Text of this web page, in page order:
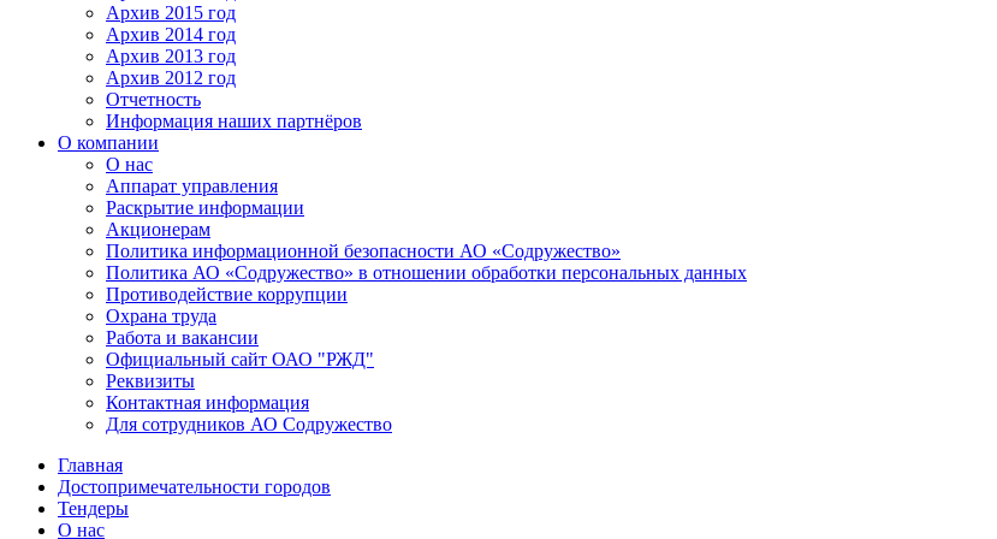
Архив 2015 год
Архив 2014 год
Архив 2013 год
Архив 2012 год
Отчетность
Информация наших партнёров
О компании
О нас
Аппарат управления
Раскрытие информации
Акционерам
Политика информационной безопасности АО «Содружество»
Политика АО «Содружество» в отношении обработки персональных данных
Противодействие коррупции
Охрана труда
Работа и вакансии
Официальный сайт ОАО "РЖД"
Реквизиты
Контактная информация
Для сотрудников АО Содружество
Главная
Достопримечательности городов
Тендеры
О нас